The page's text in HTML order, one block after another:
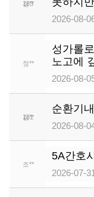
163
강**
2026-08-
162
성가롤
노고에
정**
2026-08-
161
순환기
김**
2026-08-
160
5A간호
조**
2026-07-31